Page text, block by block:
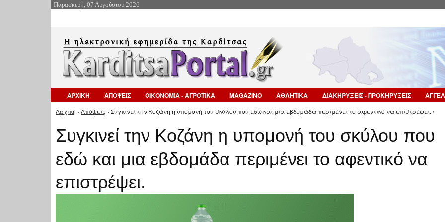
Παρασκευή, 07 Αυγούστου 2026
ΑΡΧΙΚΗ ΑΠΟΨΕΙΣ ΟΙΚΟΝΟΜΙΑ - ΑΓΡΟΤΙΚΑ MAGAZINO ΑΘΛΗΤΙΚΑ ΔΙΑΚΗΡΥΞΕΙΣ - ΠΡΟΚΗΡΥΞΕΙΣ
Είστε εδώ
Αρχική › Απόψεις › Συγκινεί την Κοζάνη η υπομονή του σκύλου που εδώ και μια εβδομάδα περιμένει το αφεντικό να επιστρέψει. ›
Συγκινεί την Κοζάνη η υπομονή του σκύλου που
εδώ και μια εβδομάδα περιμένει το αφεντικό να
επιστρέψει.